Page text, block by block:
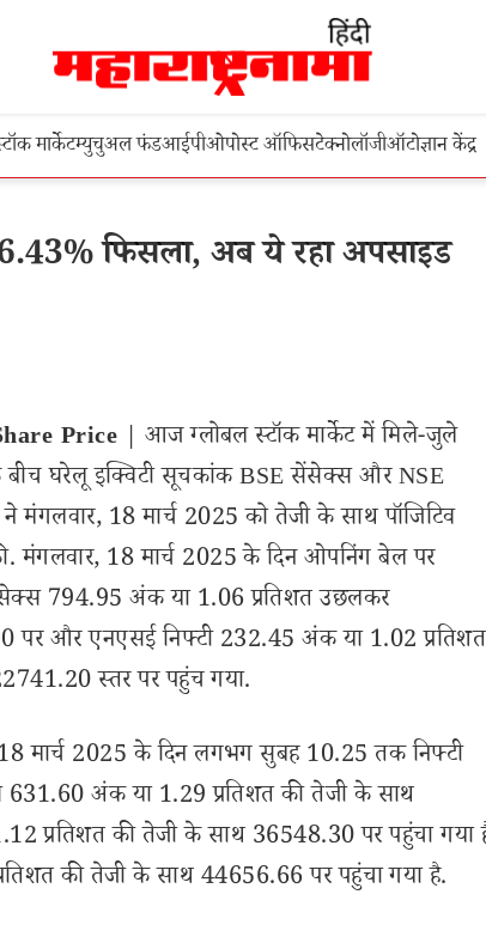
मार्केटम्युचुअल फंडआईपीओपोस्ट ऑफिसटेक्नोलॉजीऑटोज्ञान केंद्र
फिसला, अब ये रहा अपसाइड
Price | आज ग्लोबल स्टॉक मार्केट में मिले-जुले
बीच घरेलू इक्विटी सूचकांक BSE सेंसेक्स और NSE
मंगलवार, 18 मार्च 2025 को तेजी के साथ पॉजिटिव
18 मार्च 2025 के दिन ओपनिंग बेल पर
794.95 अंक या 1.06 प्रतिशत उछलकर
पर और एनएसई निफ्टी 232.45 अंक या 1.02 प्रतिशत
स्तर पर पहुंच गया.
मार्च 2025 के दिन लगभग सुबह 10.25 तक निफ्टी
अंक या 1.29 प्रतिशत की तेजी के साथ
प्रतिशत की तेजी के साथ 36548.30 पर पहुंचा गया
की तेजी के साथ 44656.66 पर पहुंचा गया है.